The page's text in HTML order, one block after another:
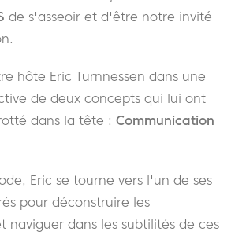
de s'asseoir et d'être notre invité
hôte Eric Turnnessen dans une
de deux concepts qui lui ont
dans la tête : Communication
Eric se tourne vers l'un de ses
pour déconstruire les
naviguer dans les subtilités de ces